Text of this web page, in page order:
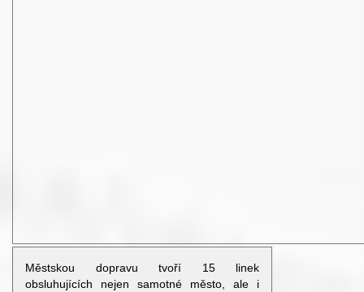
Městskou dopravu tvoří 15 linek
obsluhujících nejen samotné město, ale i